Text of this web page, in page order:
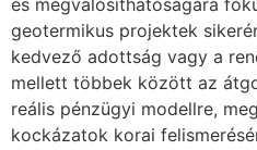
és megvalósíthatóságára
geotermikus projektek
kedvező adottság vagy a
mellett többek között az
reális pénzügyi modellre,
kockázatok korai